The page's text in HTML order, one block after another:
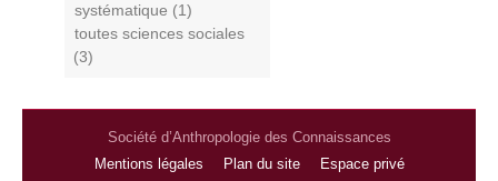
systématique (1)
toutes sciences sociales
(3)
Société d’Anthropologie des Connaissances
Mentions légales
Plan du site Espace privé